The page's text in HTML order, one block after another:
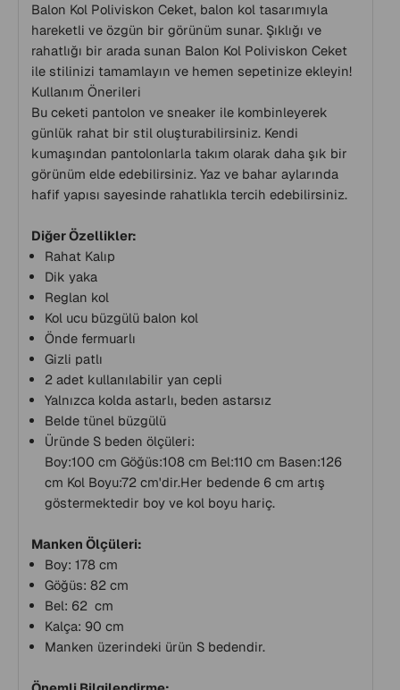
Balon Kol Poliviskon Ceket, balon kol tasarımıyla
hareketli ve özgün bir görünüm sunar. Şıklığı ve
rahatlığı bir arada sunan Balon Kol Poliviskon Ceket
ile stilinizi tamamlayın ve hemen sepetinize ekleyin!
Kullanım Önerileri
Bu ceketi pantolon ve sneaker ile kombinleyerek
günlük rahat bir stil oluşturabilirsiniz. Kendi
kumaşından pantolonlarla takım olarak daha şık bir
görünüm elde edebilirsiniz. Yaz ve bahar aylarında
hafif yapısı sayesinde rahatlıkla tercih edebilirsiniz.
Diğer Özellikler:
Rahat Kalıp
Dik yaka
Reglan kol
Kol ucu büzgülü balon kol
Önde fermuarlı
Gizli patlı
2 adet kullanılabilir yan cepli
Yalnızca kolda astarlı, beden astarsız
Belde tünel büzgülü
Üründe S beden ölçüleri:
Boy:100 cm Göğüs:108 cm Bel:110 cm Basen:126
cm Kol Boyu:72 cm'dir.Her bedende 6 cm artış
göstermektedir boy ve kol boyu hariç.
Manken Ölçüleri:
Boy: 178 cm
Göğüs: 82 cm
Bel: 62 cm
Kalça: 90 cm
Manken üzerindeki ürün S bedendir.